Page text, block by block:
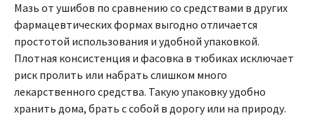
Мазь от ушибов по сравнению со средствами в других
фармацевтических формах выгодно отличается
простотой использования и удобной упаковкой.
Плотная консистенция и фасовка в тюбиках исключает
риск пролить или набрать слишком много
лекарственного средства. Такую упаковку удобно
хранить дома, брать с собой в дорогу или на природу.